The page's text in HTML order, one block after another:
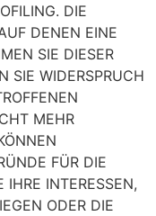
DIE
DENEN EINE
SIE DIESER
SIE WIDERSPRUCH
MEHR
FÜR DIE
IHRE INTERESSEN,
ODER DIE